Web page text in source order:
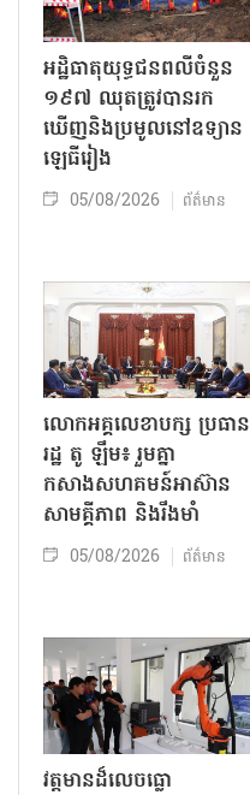
អដ្ឋិធាតុយុទ្ធជនពលីចំនួន
១៩៧ ឈុតត្រូវបានរក
ឃើញនិងប្រមូលនៅឧទ្យាន
ឡេធីរៀង
05/08/2026 ព័ត៌មាន
លោក​អគ្គលេខាបក្ស ប្រធាន
រដ្ឋ តូ ឡឹម៖ រួមគ្នា
កសាងសហគមន៍អាស៊ាន
សាមគ្គីភាព និងរឹងមាំ
05/08/2026 ព័ត៌មាន
វត្តមានដ៏លេចធ្លោ